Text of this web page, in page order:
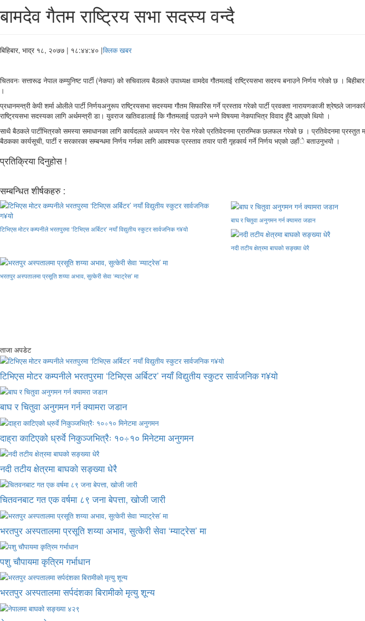
बामदेव गैतम राष्ट्रिय सभा सदस्य वन्दै
बिहिबार, भाद्र १८, २०७७ | १८:४४:४० |क्लिक खबर
चितवनः सत्तारूढ नेपाल कम्युनिष्ट पार्टी (नेकपा) को सचिवालय बैठकले उपाध्यक्ष वामदेव गौतमलाई राष्ट्रियसभा सदस्य बनाउने निर्णय गरेको छ ।
।
प्रधानमन्त्री केपी शर्मा ओलीले पार्टी निर्णयअनुरूप राष्ट्रियसभा सदस्यमा गौतम सिफारिस गर्ने प्रस्ताव गरेको पार्टी प्रवक्ता नारायणकाजी श्रेष्ठले
राष्ट्रियसभा सदस्यका लागि अर्थमन्त्री डा। युवराज खतिवडालाई कि गौतमलाई पठाउने भन्ने विषयमा नेकपाभित्र विवाद हुँदै आएको थियो ।
साथै बैठकले पार्टीभित्रको समस्या समाधानका लागि कार्यदलले अध्ययन गरेर पेस गरेको प्रतिवेदनमा प्रारम्भिक छलफल गरेको छ । प्रतिवेदनमा
बैठकका कार्यसूची, पार्टी र सरकारका सम्बन्धमा निर्णय गर्नका लागि आवश्यक प्रस्ताव तयार पारी गृहकार्य गर्ने निर्णय भएको उहाँे बताउनुभयो ।
प्रतिक्रिया दिनुहोस !
सम्बन्धित शीर्षकहरु :
टिभिएस मोटर कम्पनीले भरतपुरमा ‘टिभिएस अर्बिटर’ नयाँ विद्युतीय स्कुटर सार्वजनिक ग¥यो
बाघ र चितुवा अनुगमन गर्न क्यामरा जडान
नदी तटीय क्षेत्रमा बाघको सङ्ख्या धेरै
भरतपुर अस्पतालमा प्रसूति शय्या अभाव, सुत्केरी सेवा ‘म्याट्रेस’ मा
ताजा अपडेट
टिभिएस मोटर कम्पनीले भरतपुरमा ‘टिभिएस अर्बिटर’ नयाँ विद्युतीय स्कुटर सार्वजनिक ग¥यो
बाघ र चितुवा अनुगमन गर्न क्यामरा जडान
दाह्रा काटिएको ध्रुर्वे निकुञ्जभित्रैः १०÷१० मिनेटमा अनुगमन
नदी तटीय क्षेत्रमा बाघको सङ्ख्या धेरै
चितवनबाट गत एक वर्षमा ८९ जना बेपत्ता, खोजी जारी
भरतपुर अस्पतालमा प्रसूति शय्या अभाव, सुत्केरी सेवा ‘म्याट्रेस’ मा
पशु चौपायमा कृत्रिम गर्भाधान
भरतपुर अस्पतालमा सर्पदंशका बिरामीको मृत्यु शून्य